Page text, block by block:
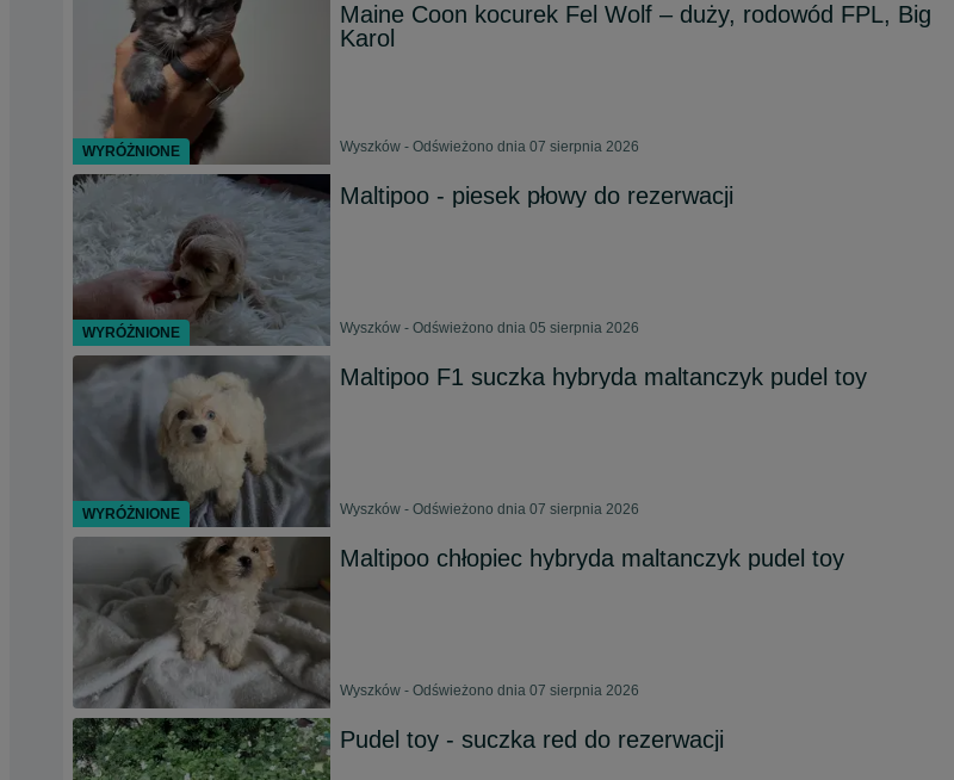
Maine Coon kocurek Fel Wolf – duży, rodowód FPL, Big
Karol
Wyszków - Odświeżono dnia 07 sierpnia 2026
Maltipoo - piesek płowy do rezerwacji
Wyszków - Odświeżono dnia 05 sierpnia 2026
Maltipoo F1 suczka hybryda maltanczyk pudel toy
Wyszków - Odświeżono dnia 07 sierpnia 2026
Maltipoo chłopiec hybryda maltanczyk pudel toy
Wyszków - Odświeżono dnia 07 sierpnia 2026
Pudel toy - suczka red do rezerwacji
WYRÓŻNIONE
WYRÓŻNIONE
WYRÓŻNIONE